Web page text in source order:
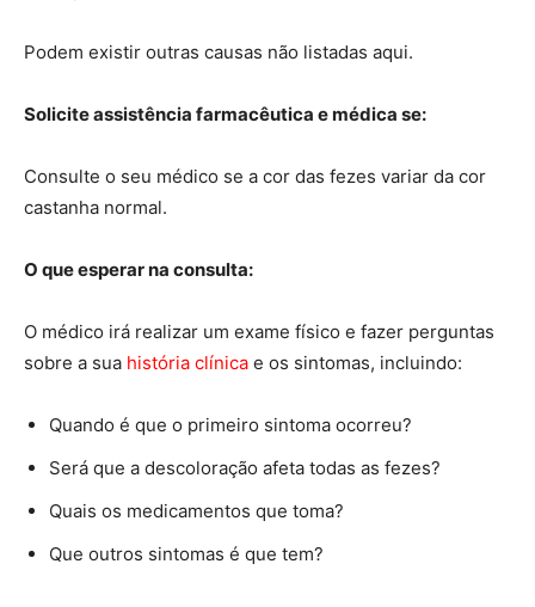
Podem existir outras causas não listadas aqui.
Solicite assistência farmacêutica e médica se:
Consulte o seu médico se a cor das fezes variar da cor
castanha normal.
O que esperar na consulta:
O médico irá realizar um exame físico e fazer perguntas
sobre a sua história clínica e os sintomas, incluindo:
Quando é que o primeiro sintoma ocorreu?
Será que a descoloração afeta todas as fezes?
Quais os medicamentos que toma?
Que outros sintomas é que tem?